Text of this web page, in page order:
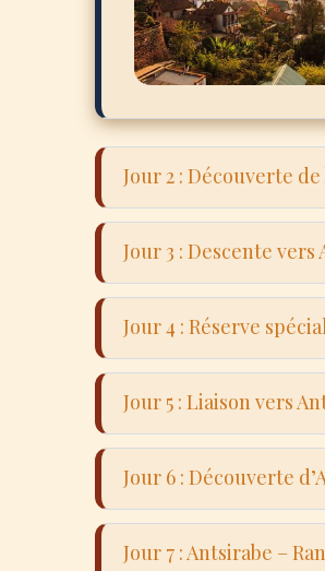
Jour 2 : Découverte
Jour 3 : Descente
Jour 4 : Réserve
Jour 5 : Liaison vers
Jour 6 : Découverte
Jour 7 : Antsirabe –